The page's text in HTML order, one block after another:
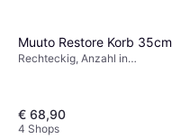
Muuto Restore Korb 35cm
Rechteckig, Anzahl in
€ 68,90
4 Shops